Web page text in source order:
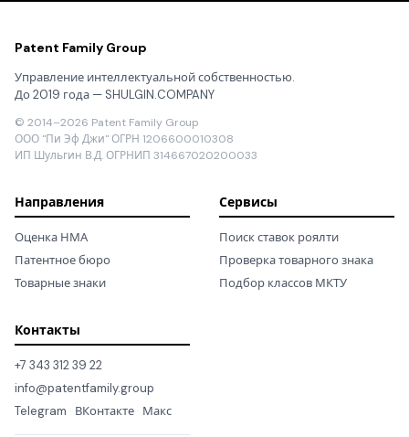
Patent Family Group
Управление интеллектуальной собственностью.
До 2019 года — SHULGIN.COMPANY
© 2014–2026 Patent Family Group
ООО "Пи Эф Джи" ОГРН 1206600010308
ИП Шульгин В.Д. ОГРНИП 314667020200033
Направления
Оценка НМА
Патентное бюро
Товарные знаки
Сервисы
Поиск ставок роялти
Проверка товарного знака
Подбор классов МКТУ
Контакты
+7 343 312 39 22
info@patentfamily.group
Telegram · ВКонтакте · Макс